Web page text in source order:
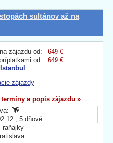
sultánov až na
zájazdu od:
649 €
od:
649 €
Istanbul
zájazdy
a popis zájazdu »
5 dňové
raňajky